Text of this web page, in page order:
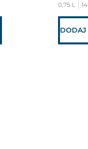
0,75 L
DODAJ